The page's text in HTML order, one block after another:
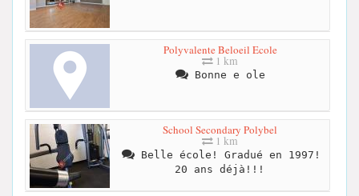
Polyvalente Beloeil Ecole
1 km
Bonne e ole
School Secondary Polybel
1 km
Belle école! Gradué en 1997!
20 ans déjà!!!